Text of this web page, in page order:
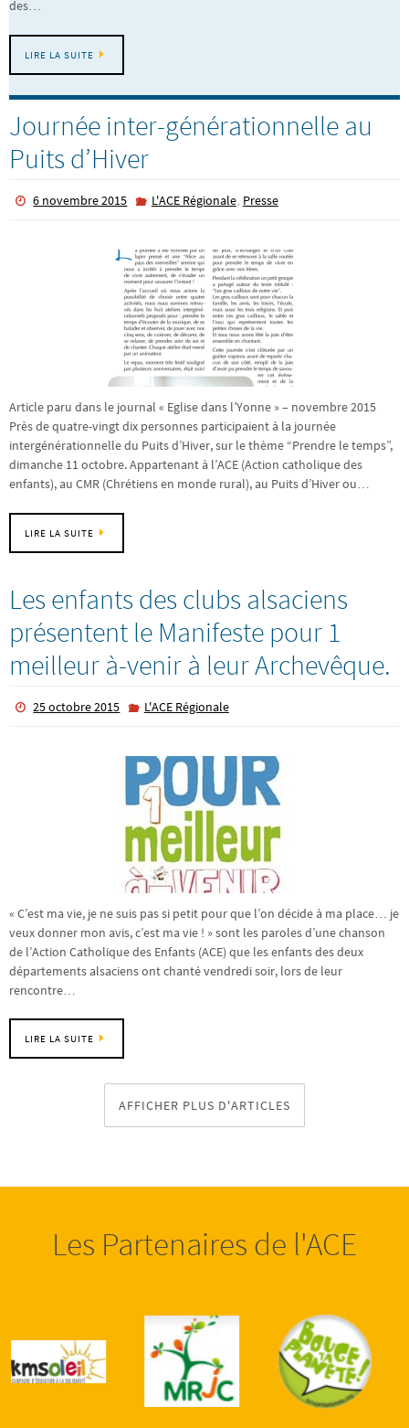
des…
LIRE LA SUITE
Journée inter-générationnelle au
Puits d’Hiver
6 novembre 2015 L'ACE Régionale, Presse
Article paru dans le journal « Eglise dans l’Yonne » – novembre 2015
Près de quatre-vingt dix personnes participaient à la journée
intergénérationnelle du Puits d’Hiver, sur le thème “Prendre le temps”,
dimanche 11 octobre. Appartenant à l’ACE (Action catholique des
enfants), au CMR (Chrétiens en monde rural), au Puits d’Hiver ou…
LIRE LA SUITE
Les enfants des clubs alsaciens
présentent le Manifeste pour 1
meilleur à-venir à leur Archevêque.
25 octobre 2015 L'ACE Régionale
« C’est ma vie, je ne suis pas si petit pour que l’on décide à ma place… je
veux donner mon avis, c’est ma vie ! » sont les paroles d’une chanson
de l’Action Catholique des Enfants (ACE) que les enfants des deux
départements alsaciens ont chanté vendredi soir, lors de leur
rencontre…
LIRE LA SUITE
AFFICHER PLUS D'ARTICLES
Les Partenaires de l'ACE